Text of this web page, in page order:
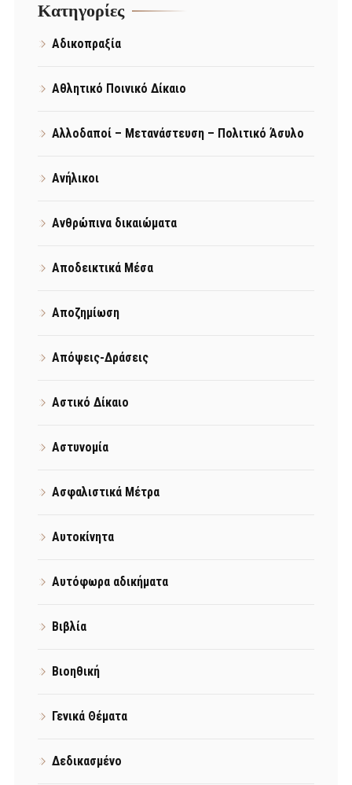
Kατηγορίες
Αδικοπραξία
Αθλητικό Ποινικό Δίκαιο
Αλλοδαποί – Μετανάστευση – Πολιτικό Άσυλο
Ανήλικοι
Ανθρώπινα δικαιώματα
Αποδεικτικά Μέσα
Αποζημίωση
Απόψεις-Δράσεις
Αστικό Δίκαιο
Αστυνομία
Ασφαλιστικά Μέτρα
Αυτοκίνητα
Αυτόφωρα αδικήματα
Βιβλία
Βιοηθική
Γενικά Θέματα
Δεδικασμένο